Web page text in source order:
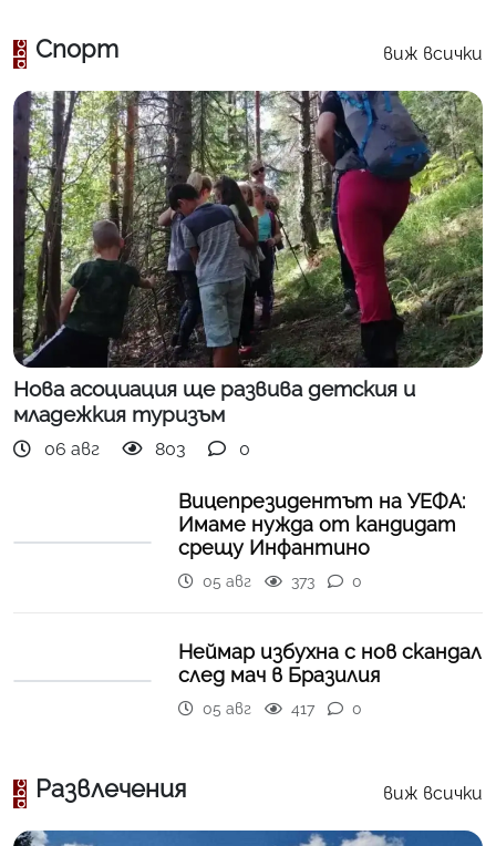
Спорт виж всички
Нова асоциация ще развива детския и
младежкия туризъм
06 авг 803 0
Вицепрезидентът на УЕФА:
Имаме нужда от кандидат
срещу Инфантино
05 авг 373 0
Неймар избухна с нов скандал
след мач в Бразилия
05 авг 417 0
Развлечения виж всички